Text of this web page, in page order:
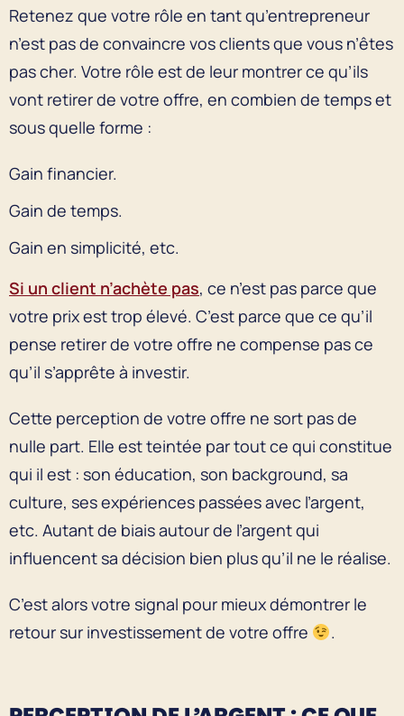
Retenez que votre rôle en tant qu’entrepreneur
n’est pas de convaincre vos clients que vous n’êtes
pas cher. Votre rôle est de leur montrer ce qu’ils
vont retirer de votre offre, en combien de temps et
sous quelle forme :
Gain financier.
Gain de temps.
Gain en simplicité, etc.
Si un client n’achète pas, ce n’est pas parce que
votre prix est trop élevé. C’est parce que ce qu’il
pense retirer de votre offre ne compense pas ce
qu’il s’apprête à investir.
Cette perception de votre offre ne sort pas de
nulle part. Elle est teintée par tout ce qui constitue
qui il est : son éducation, son background, sa
culture, ses expériences passées avec l’argent,
etc. Autant de biais autour de l’argent qui
influencent sa décision bien plus qu’il ne le réalise.
C’est alors votre signal pour mieux démontrer le
retour sur investissement de votre offre
.